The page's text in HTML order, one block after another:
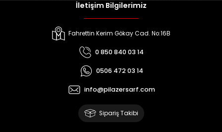
İletişim Bilgilerimiz
Fahrettin Kerim Gökay Cad. No:16B
0 850 840 03 14
0506 472 03 14
info@pilazersarf.com
Sipariş Takibi